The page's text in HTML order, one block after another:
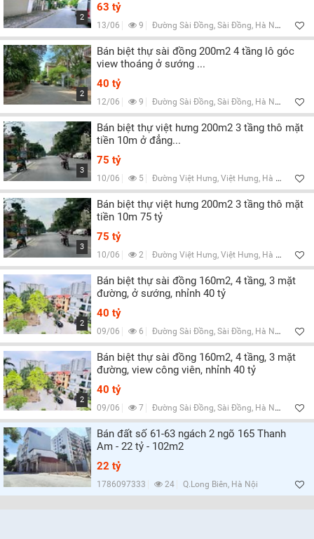
2
63 tỷ
13/06 9 Đường Sài Đồng, Sài Đồng, Hà Nội
2
Bán biệt thự sài đồng 200m2 4 tầng lô góc
view thoáng ở sướng ...
40 tỷ
12/06 9 Đường Sài Đồng, Sài Đồng, Hà Nội
3
Bán biệt thự việt hưng 200m2 3 tầng thô mặt
tiền 10m ở đẳng...
75 tỷ
10/06 5 Đường Việt Hưng, Việt Hưng, Hà Nội
3
Bán biệt thự việt hưng 200m2 3 tầng thô mặt
tiền 10m 75 tỷ
75 tỷ
10/06 2 Đường Việt Hưng, Việt Hưng, Hà Nội
2
Bán biệt thự sài đồng 160m2, 4 tầng, 3 mặt
đường, ở sướng, nhỉnh 40 tỷ
40 tỷ
09/06 6 Đường Sài Đồng, Sài Đồng, Hà Nội
2
Bán biệt thự sài đồng 160m2, 4 tầng, 3 mặt
đường, view công viên, nhỉnh 40 tỷ
40 tỷ
09/06 7 Đường Sài Đồng, Sài Đồng, Hà Nội
Bán đất số 61-63 ngách 2 ngõ 165 Thanh
Am - 22 tỷ - 102m2
22 tỷ
1786097333 24 Q.Long Biên, Hà Nội